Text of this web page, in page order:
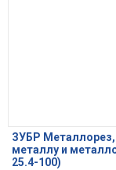
ЗУБР Металлорез,
металлу и
25.4-100)